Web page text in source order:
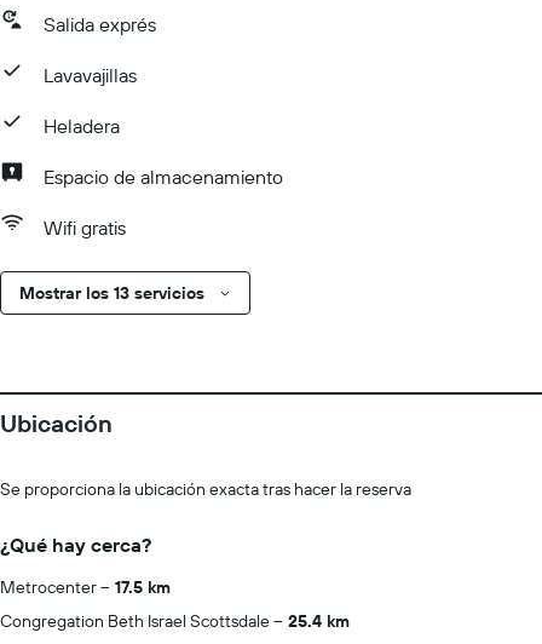
Salida exprés
Lavavajillas
Heladera
Espacio de almacenamiento
Wifi gratis
Mostrar los 13 servicios
Ubicación
Se proporciona la ubicación exacta tras hacer la reserva
¿Qué hay cerca?
Metrocenter
17.5 km
Congregation Beth Israel Scottsdale
25.4 km